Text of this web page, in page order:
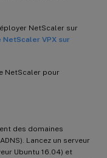
NetScaler sur
VPX sur
NetScaler pour
des domaines
Lancez un serveur
Ubuntu 16.04) et